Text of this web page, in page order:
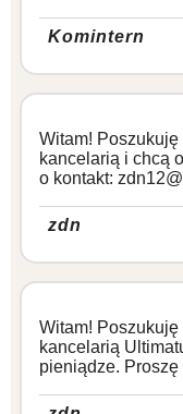
Komintern
Witam!
kancelarią i chcą
o kontakt:
zdn
Witam!
kancelarią
pieniądze. Proszę